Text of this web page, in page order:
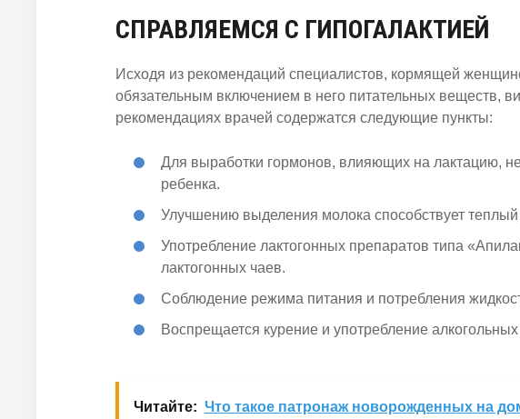
СПРАВЛЯЕМСЯ С ГИПОГАЛАКТИЕЙ
Исходя из рекомендаций специалистов, кормящей
обязательным включением в него питательных веществ,
рекомендациях врачей содержатся следующие пункты:
Для выработки гормонов, влияющих на лактацию,
ребенка.
Улучшению выделения молока способствует
Употребление лактогонных препаратов типа
лактогонных чаев.
Соблюдение режима питания и потребления
Воспрещается курение и употребление алкогольных
Читайте: Что такое патронаж новорожденных на